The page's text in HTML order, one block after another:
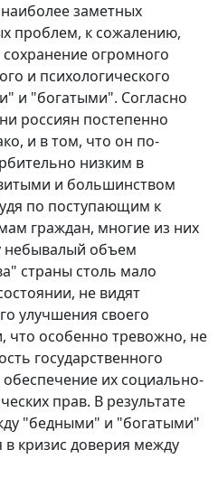
заметных
проблем, к сожалению,
огромного
и психологического
и "богатыми". Согласно
россиян постепенно
и в том, что он по-
низким в
и большинством
по поступающим к
граждан, многие из них
небывалый объем
страны столь мало
не видят
улучшения своего
особенно тревожно, не
государственного
их социально-
прав. В результате
"бедными" и "богатыми"
в кризис доверия между